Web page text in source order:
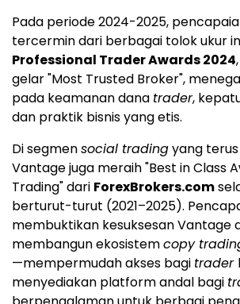
Pada periode 2024-2025,
tercermin dari berbagai tolok ukur
Professional Trader Awards 2024
gelar "Most Trusted Broker",
pada keamanan dana trader,
dan praktik bisnis yang etis.
Di segmensocial tradingyang
Vantage juga meraih "Best in Class
Trading" dari ForexBrokers.com
berturut-turut (2021–2025).
membuktikan kesuksesan Vantage
membangun ekosistemcopy
—mempermudah akses bagi trader
menyediakan platform andal bagi